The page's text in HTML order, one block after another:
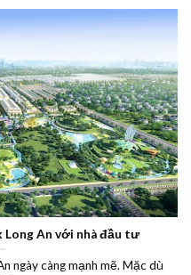
An với nhà đầu tư
ngày càng mạnh mẽ. Mặc dù